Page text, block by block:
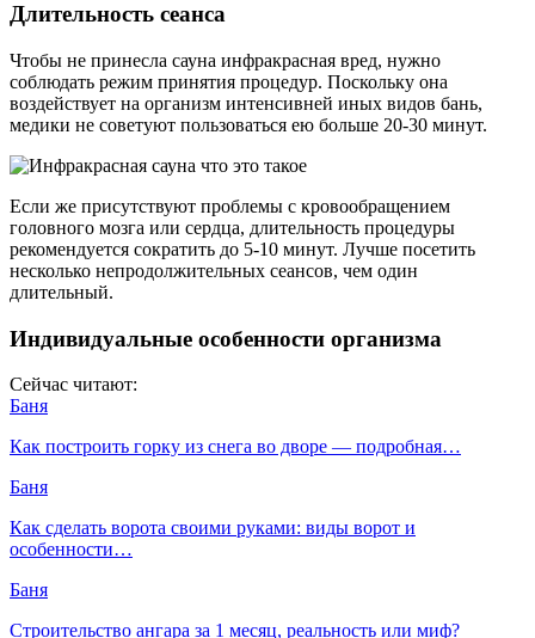
Длительность сеанса
Чтобы не принесла сауна инфракрасная вред, нужно
соблюдать режим принятия процедур. Поскольку она
воздействует на организм интенсивней иных видов бань,
медики не советуют пользоваться ею больше 20-30 минут.
Если же присутствуют проблемы с кровообращением
головного мозга или сердца, длительность процедуры
рекомендуется сократить до 5-10 минут. Лучше посетить
несколько непродолжительных сеансов, чем один
длительный.
Индивидуальные особенности организма
Сейчас читают:
Баня
Как построить горку из снега во дворе — подробная…
Баня
Как сделать ворота своими руками: виды ворот и
особенности…
Баня
Строительство ангара за 1 месяц, реальность или миф?